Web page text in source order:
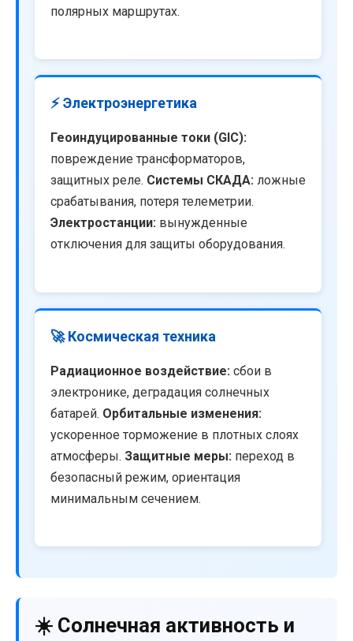
полярных маршрутах.
⚡ Электроэнергетика
Геоиндуцированные токи (GIC):
повреждение трансформаторов,
защитных реле. Системы СКАДА: ложные
срабатывания, потеря телеметрии.
Электростанции: вынужденные
отключения для защиты оборудования.
🚀 Космическая техника
Радиационное воздействие: сбои в
электронике, деградация солнечных
батарей. Орбитальные изменения:
ускоренное торможение в плотных слоях
атмосферы. Защитные меры: переход в
безопасный режим, ориентация
минимальным сечением.
☀️ Солнечная активность и